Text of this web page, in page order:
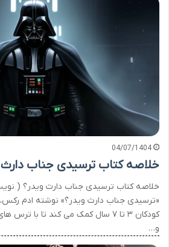
04/07/1404
خلاصه کتاب ترسیدی جناب
خلاصه کتاب ترسیدی جناب دارث ویدر؟ (
«ترسیدی جناب دارث ویدر؟» نوشته ادم
کودکان ۳ تا ۷ سال کمک می کند تا با
و…